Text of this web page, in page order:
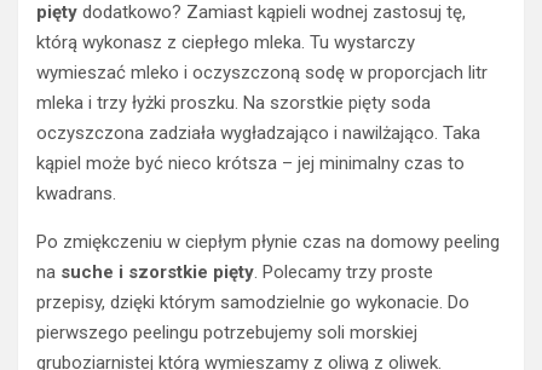
pięty dodatkowo? Zamiast kąpieli wodnej zastosuj tę,
którą wykonasz z ciepłego mleka. Tu wystarczy
wymieszać mleko i oczyszczoną sodę w proporcjach litr
mleka i trzy łyżki proszku. Na szorstkie pięty soda
oczyszczona zadziała wygładzająco i nawilżająco. Taka
kąpiel może być nieco krótsza – jej minimalny czas to
kwadrans.
Po zmiękczeniu w ciepłym płynie czas na domowy peeling
na suche i szorstkie pięty. Polecamy trzy proste
przepisy, dzięki którym samodzielnie go wykonacie. Do
pierwszego peelingu potrzebujemy soli morskiej
gruboziarnistej którą wymieszamy z oliwą z oliwek.